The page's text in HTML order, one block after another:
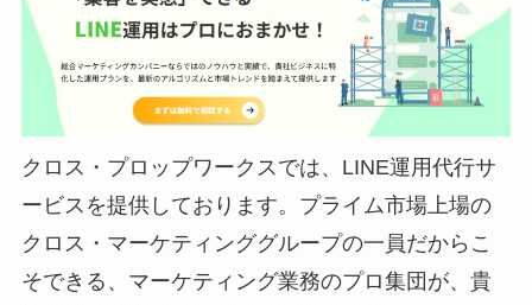
クロス・プロップワークスでは、LINE運用代行サ
ービスを提供しております。プライム市場上場の
クロス・マーケティンググループの一員だからこ
そできる、マーケティング業務のプロ集団が、貴